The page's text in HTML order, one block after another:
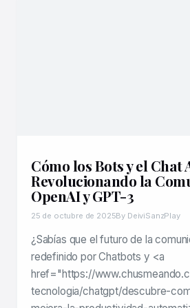
Cómo los Bots y el Chat
Revolucionando la
OpenAI y GPT-3
25 de octubre de 2025By DeiviSanzPlay
¿Sabías que el futuro de la
redefinido por Chatbots y <a
href="https://
tecnologia/chatgpt/descubre-